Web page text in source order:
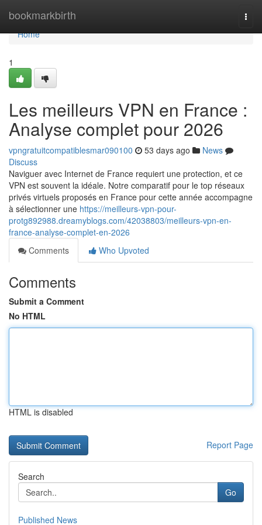
bookmarkbirth
Home
Home
1
Les meilleurs VPN en France :
Analyse complet pour 2026
vpngratuitcompatiblesmar090100 53 days ago
News
Discuss
Naviguer avec Internet de France requiert une protection, et ce
VPN est souvent la idéale. Notre comparatif pour le top réseaux
privés virtuels proposés en France pour cette année accompagne
à sélectionner une https://meilleurs-vpn-pour-
protg892988.dreamyblogs.com/42038803/meilleurs-vpn-en-
france-analyse-complet-en-2026
Comments
Who Upvoted
Comments
Submit a Comment
No HTML
HTML is disabled
Report Page
Search
Go
Published News